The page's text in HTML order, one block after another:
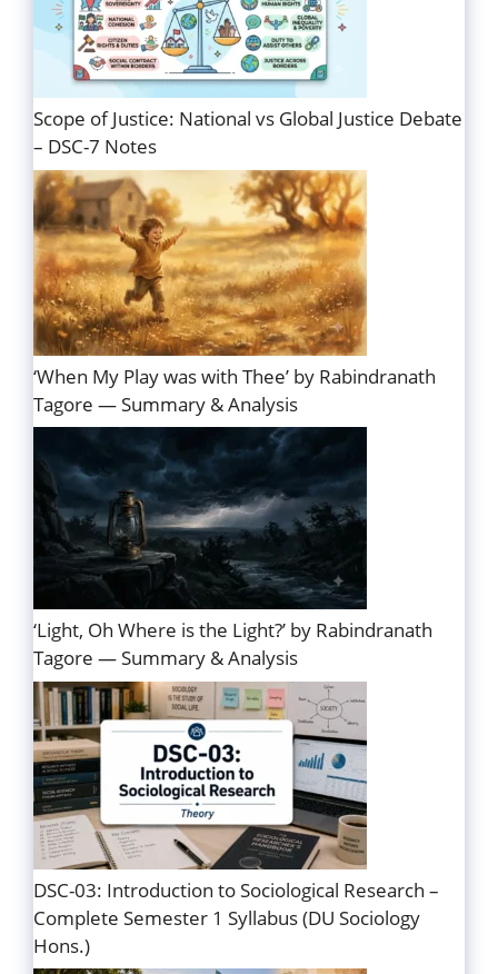
Scope of Justice: National vs Global Justice Debate
– DSC-7 Notes
‘When My Play was with Thee’ by Rabindranath
Tagore — Summary & Analysis
‘Light, Oh Where is the Light?’ by Rabindranath
Tagore — Summary & Analysis
DSC-03: Introduction to Sociological Research –
Complete Semester 1 Syllabus (DU Sociology
Hons.)